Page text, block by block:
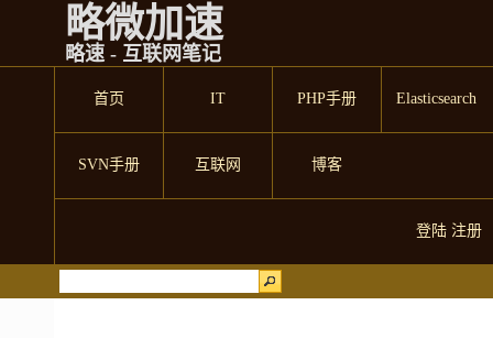
略微加速
略速 - 互联网笔记
首页 IT PHP手册 Elasticsearch
SVN手册 互联网 博客
登陆 注册